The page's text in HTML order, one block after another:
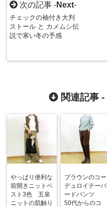
次の記事 -Next-
チェックの袖付き大判
ストール と カメムシ伝
説で寒い冬の予感
関連記事 -
やっぱり便利な
前開きニットベ
スト3色 五泉
ニットの肌触り
ブラウンのコー
デュロイテーパ
ードパンツ
50代からのコ